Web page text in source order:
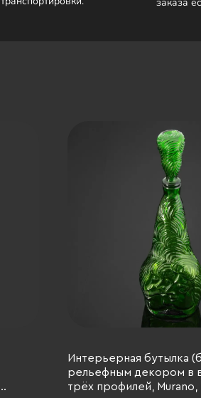
Интерьерная бутылка
рельефным декором в
трёх профилей, Murano,